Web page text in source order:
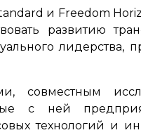
и Freedom
развитию
лидерства,
совместным
с ней
технологий и